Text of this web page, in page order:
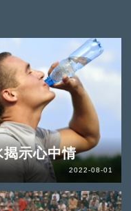
示心中情
2022-08-01